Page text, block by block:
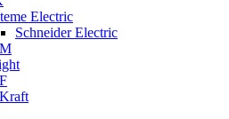
Electric
Schneider Electric